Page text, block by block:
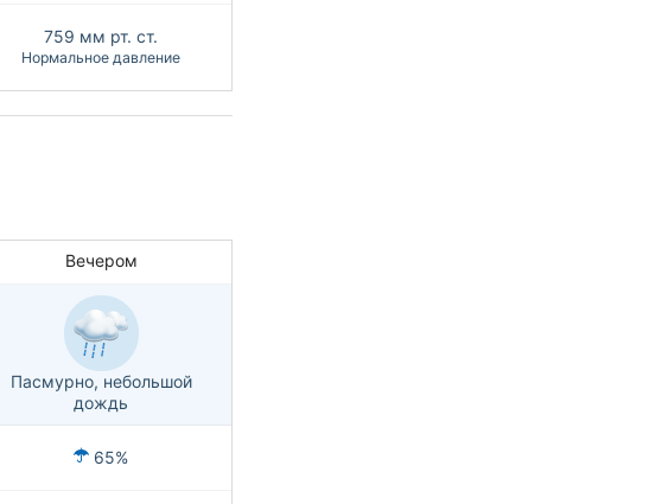
759 мм рт. ст.
Нормальное давление
Вечером
Пасмурно, небольшой
дождь
65%